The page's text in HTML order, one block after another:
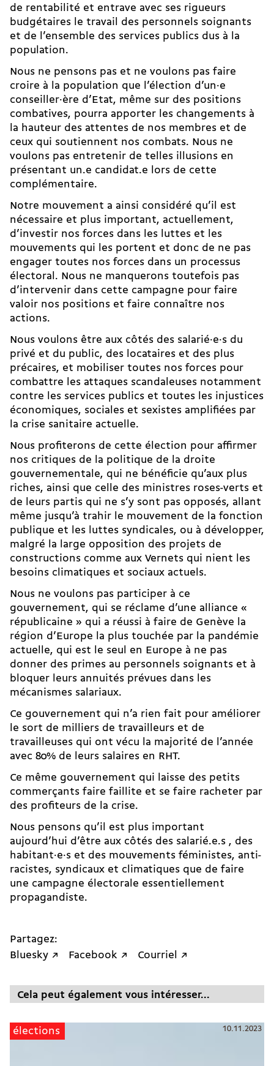
de rentabilité et entrave avec ses rigueurs
budgétaires le travail des personnels soignants
et de l’ensemble des services publics dus à la
population.
Nous ne pensons pas et ne voulons pas faire
croire à la population que l’élection d’un·e
conseiller·ère d’Etat, même sur des positions
combatives, pourra apporter les changements à
la hauteur des attentes de nos membres et de
ceux qui soutiennent nos combats. Nous ne
voulons pas entretenir de telles illusions en
présentant un.e candidat.e lors de cette
complémentaire.
Notre mouvement a ainsi considéré qu’il est
nécessaire et plus important, actuellement,
d’investir nos forces dans les luttes et les
mouvements qui les portent et donc de ne pas
engager toutes nos forces dans un processus
électoral. Nous ne manquerons toutefois pas
d’intervenir dans cette campagne pour faire
valoir nos positions et faire connaître nos
actions.
Nous voulons être aux côtés des salarié·e·s du
privé et du public, des locataires et des plus
précaires, et mobiliser toutes nos forces pour
combattre les attaques scandaleuses notamment
contre les services publics et toutes les injustices
économiques, sociales et sexistes amplifiées par
la crise sanitaire actuelle.
Nous profiterons de cette élection pour affirmer
nos critiques de la politique de la droite
gouvernementale, qui ne bénéficie qu’aux plus
riches, ainsi que celle des ministres roses-verts et
de leurs partis qui ne s’y sont pas opposés, allant
même jusqu’à trahir le mouvement de la fonction
publique et les luttes syndicales, ou à développer,
malgré la large opposition des projets de
constructions comme aux Vernets qui nient les
besoins climatiques et sociaux actuels.
Nous ne voulons pas participer à ce
gouvernement, qui se réclame d’une alliance «
républicaine » qui a réussi à faire de Genève la
région d’Europe la plus touchée par la pandémie
actuelle, qui est le seul en Europe à ne pas
donner des primes au personnels soignants et à
bloquer leurs annuités prévues dans les
mécanismes salariaux.
Ce gouvernement qui n’a rien fait pour améliorer
le sort de milliers de travailleurs et de
travailleuses qui ont vécu la majorité de l’année
avec 80% de leurs salaires en RHT.
Ce même gouvernement qui laisse des petits
commerçants faire faillite et se faire racheter par
des profiteurs de la crise.
Nous pensons qu’il est plus important
aujourd’hui d’être aux côtés des salarié.e.s , des
habitant·e·s et des mouvements féministes, anti-
racistes, syndicaux et climatiques que de faire
une campagne électorale essentiellement
propagandiste.
Partagez:
Bluesky ↗
Facebook ↗ Courriel ↗
Cela peut également vous intéresser...
élections 10.11.2023